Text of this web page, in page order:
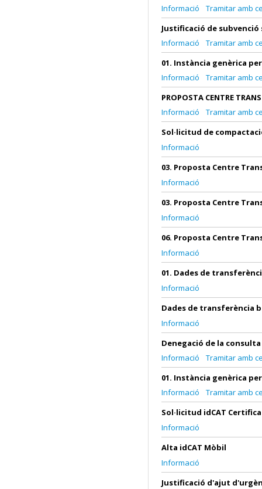
Informació
Tramitar amb
Justificació de
Informació
Tramitar amb
01. Instància genèrica
Informació
Tramitar amb
PROPOSTA CENTRE
Informació
Tramitar amb
Sol·licitud de
Informació
03. Proposta Centre
Informació
03. Proposta Centre
Informació
06. Proposta Centre
Informació
01. Dades de
Informació
Dades de transferència
Informació
Denegació de la
Informació
Tramitar amb
01. Instància genèrica
Informació
Tramitar amb
Sol·licitud idCAT
Informació
Alta idCAT Mòbil
Informació
Justificació d'ajut